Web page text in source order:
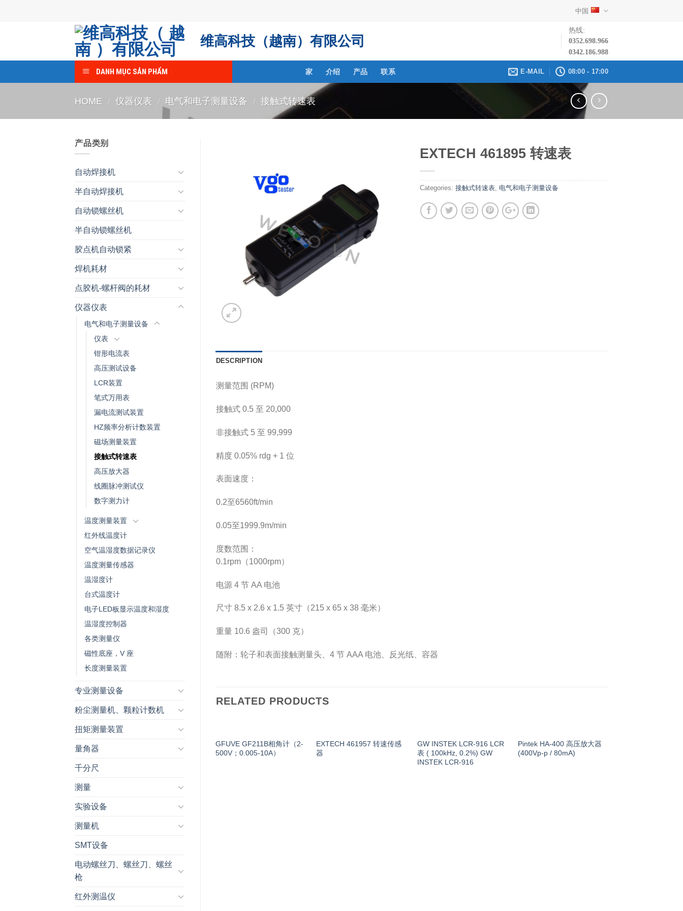
中国
维高科技（越南）有限公司
热线:
0352.698.966
0342.186.988
DANH MỤC SẢN PHẨM 家 介绍 产品 联系 E-MAIL 08:00 - 17:00
HOME / 仪器仪表 / 电气和电子测量设备 / 接触式转速表
EXTECH 461895 转速表
Categories: 接触式转速表, 电气和电子测量设备
DESCRIPTION
测量范围 (RPM)
接触式 0.5 至 20,000
非接触式 5 至 99,999
精度 0.05% rdg + 1 位
表面速度：
0.2至6560ft/min
0.05至1999.9m/min
度数范围：
0.1rpm（1000rpm）
电源 4 节 AA 电池
尺寸 8.5 x 2.6 x 1.5 英寸（215 x 65 x 38 毫米）
重量 10.6 盎司（300 克）
随附：轮子和表面接触测量头、4 节 AAA 电池、反光纸、容器
RELATED PRODUCTS
GFUVE GF211B相角计（2-
500V；0.005-10A）
EXTECH 461957 转速传感
器
GW INSTEK LCR-916 LCR
表 ( 100kHz, 0.2%) GW
INSTEK LCR-916
Pintek HA-400 高压放大器
(400Vp-p / 80mA)
产品类别
自动焊接机
半自动焊接机
自动锁螺丝机
半自动锁螺丝机
胶点机自动锁紧
焊机耗材
点胶机-螺杆阀的耗材
仪器仪表
电气和电子测量设备
仪表
钳形电流表
高压测试设备
LCR装置
笔式万用表
漏电流测试装置
HZ频率分析计数装置
磁场测量装置
接触式转速表
高压放大器
线圈脉冲测试仪
数字测力计
温度测量装置
红外线温度计
空气温湿度数据记录仪
温度测量传感器
温湿度计
台式温度计
电子LED板显示温度和湿度
温湿度控制器
各类测量仪
磁性底座，V 座
长度测量装置
专业测量设备
粉尘测量机、颗粒计数机
扭矩测量装置
量角器
千分尺
测量
实验设备
测量机
SMT设备
电动螺丝刀、螺丝刀、螺丝
枪
红外测温仪